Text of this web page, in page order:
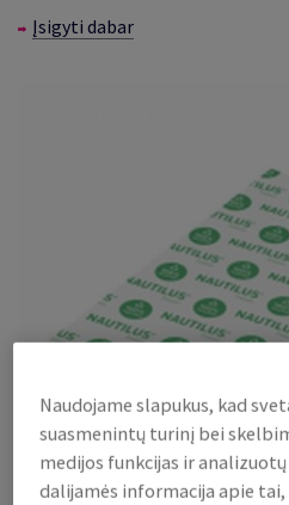
Įsigyti dabar
Naudojame slapukus, kad
suasmenintų turinį bei
medijos funkcijas ir
dalijamės informacija apie